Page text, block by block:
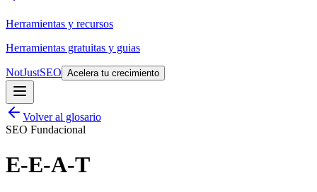
Herramientas y recursos
Herramientas gratuitas y guias
NotJustSEO Acelera tu crecimiento
Volver al glosario
SEO Fundacional
E-E-A-T